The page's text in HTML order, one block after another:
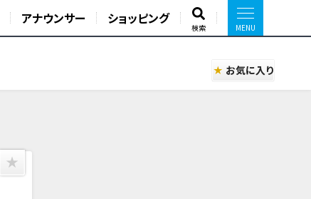
アナウンサー ショッピング
検索
お気に入り